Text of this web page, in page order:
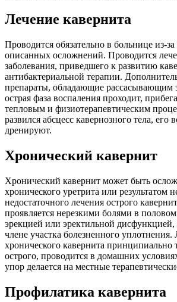
Лечение кавернита
Проводится обязательно в больнице из-
описанных осложнений. Проводится
заболевания, приведшего к развитию
антибактериальной терапии.
препараты, обладающие рассасывающим
острая фаза воспаления проходит,
тепловым и физиотерапевтическим
развился абсцесс кавернозного тела, его
дренируют.
Хронический кавернит
Хронический кавернит может быть
хронического уретрита или результатом
недостаточного лечения острого
проявляется нерезкими болями в
эрекцией или эректильной
члене участка болезненного уплотнения.
хронического кавернита принципиально
острого, проводится в домашних
упор делается на местные
Профилатика кавернита